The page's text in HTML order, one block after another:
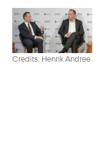
Credits: Henrik Andree